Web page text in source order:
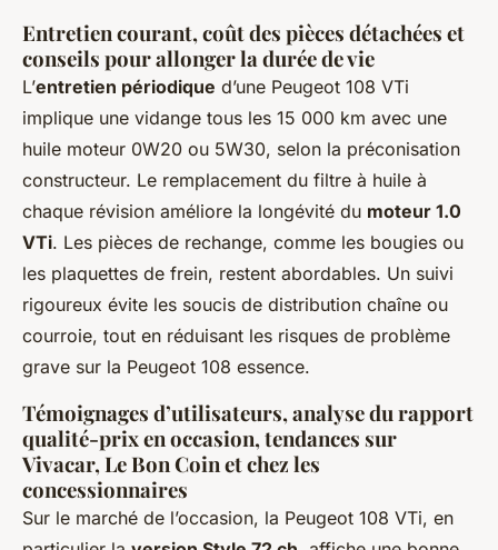
Entretien courant, coût des pièces détachées et
conseils pour allonger la durée de vie
L’entretien périodique d’une Peugeot 108 VTi
implique une vidange tous les 15 000 km avec une
huile moteur 0W20 ou 5W30, selon la préconisation
constructeur. Le remplacement du filtre à huile à
chaque révision améliore la longévité du moteur 1.0
VTi. Les pièces de rechange, comme les bougies ou
les plaquettes de frein, restent abordables. Un suivi
rigoureux évite les soucis de distribution chaîne ou
courroie, tout en réduisant les risques de problème
grave sur la Peugeot 108 essence.
Témoignages d’utilisateurs, analyse du rapport
qualité-prix en occasion, tendances sur
Vivacar, Le Bon Coin et chez les
concessionnaires
Sur le marché de l’occasion, la Peugeot 108 VTi, en